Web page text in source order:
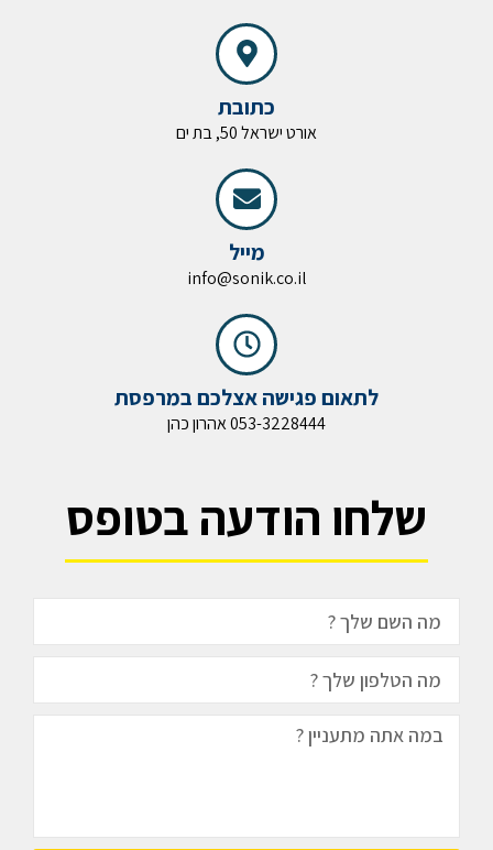
כתובת
אורט ישראל 50, בת ים
מייל
info@sonik.co.il
לתאום פגישה אצלכם במרפסת
053-3228444 אהרון כהן
שלחו הודעה בטופס